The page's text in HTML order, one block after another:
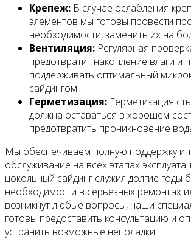
Крепеж: В случае ослабления
элементов мы готовы провести
необходимости, заменить их на
Вентиляция: Регулярная
предотвратит накопление влаги и
поддерживать оптимальный
сайдингом.
Герметизация: Герметизация
должна оставаться в хорошем
предотвратить проникновение
Мы обеспечиваем полную поддержку и
обслуживание на всех этапах
цокольный сайдинг служил долгие годы
необходимости в серьезных ремонтах
возникнут любые вопросы, наши
готовы предоставить консультацию и
устранить возможные неполадки.